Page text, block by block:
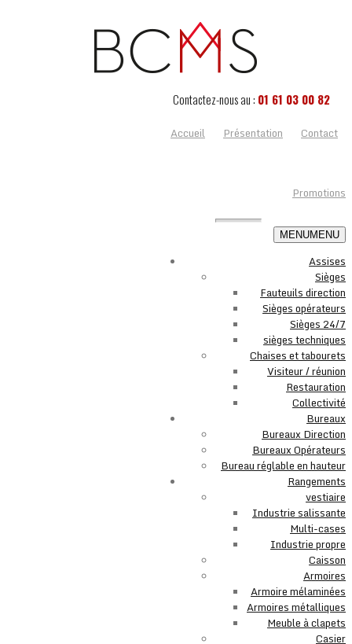
Contactez-nous au : 01 61 03 00 82
Accueil
Présentation Contact
Promotions
MENUMENU
Assises
Sièges
Fauteuils direction
Sièges opérateurs
Sièges 24/7
sièges techniques
Chaises et tabourets
Visiteur / réunion
Restauration
Collectivité
Bureaux
Bureaux Direction
Bureaux Opérateurs
Bureau réglable en hauteur
Rangements
vestiaire
Industrie salissante
Multi-cases
Industrie propre
Caisson
Armoires
Armoire mélaminées
Armoires métalliques
Meuble à clapets
Casier